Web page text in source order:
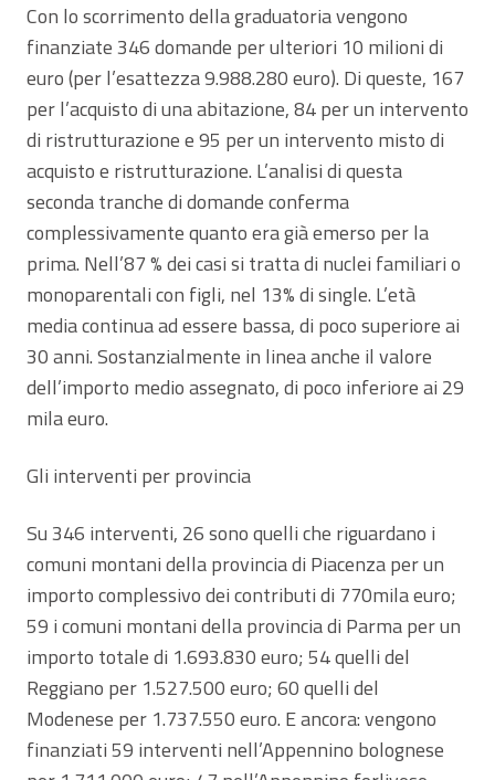
Con lo scorrimento della graduatoria vengono
finanziate 346 domande per ulteriori 10 milioni di
euro (per l’esattezza 9.988.280 euro). Di queste, 167
per l’acquisto di una abitazione, 84 per un intervento
di ristrutturazione e 95 per un intervento misto di
acquisto e ristrutturazione. L’analisi di questa
seconda tranche di domande conferma
complessivamente quanto era già emerso per la
prima. Nell’87 % dei casi si tratta di nuclei familiari o
monoparentali con figli, nel 13% di single. L’età
media continua ad essere bassa, di poco superiore ai
30 anni. Sostanzialmente in linea anche il valore
dell’importo medio assegnato, di poco inferiore ai 29
mila euro.
Gli interventi per provincia
Su 346 interventi, 26 sono quelli che riguardano i
comuni montani della provincia di Piacenza per un
importo complessivo dei contributi di 770mila euro;
59 i comuni montani della provincia di Parma per un
importo totale di 1.693.830 euro; 54 quelli del
Reggiano per 1.527.500 euro; 60 quelli del
Modenese per 1.737.550 euro. E ancora: vengono
finanziati 59 interventi nell’Appennino bolognese